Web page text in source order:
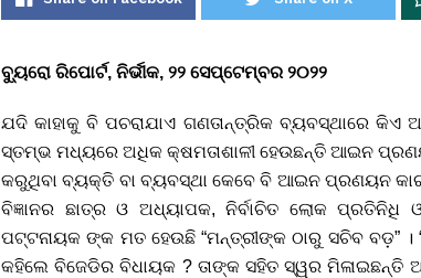
ବ୍ୟୁରୋ ରିପୋର୍ଟ, ନିର୍ଭୀକ, ୨୨ ସେପ୍ଟେମ୍ବର ୨୦୨୨
ଯଦି କାହାକୁ ବି ପଚରାଯାଏ ଗଣତାନ୍ତ୍ରିକ ବ୍ୟବସ୍ଥାରେ
ସ୍ତମ୍ଭ ମଧ୍ୟରେ ଅଧିକ କ୍ଷମତାଶାଳୀ ହେଉଛନ୍ତି ଆଇନ
କରୁଥିବା ବ୍ୟକ୍ତି ବା ବ୍ୟବସ୍ଥା କେବେ ବି ଆଇନ ପ୍ରଣୟନ
ବିଜ୍ଞାନର ଛାତ୍ର ଓ ଅଧ୍ୟାପକ, ନିର୍ବାଚିତ ଲୋକ
ପଟ୍ଟନାୟକ ଙ୍କ ମତ ହେଉଛି “ମନ୍ତ୍ରୀଙ୍କ ଠାରୁ ସଚିବ ବଡ଼”
କହିଲେ ବିଜେଡିର ବିଧାୟକ ? ତାଙ୍କ ସହିତ ସ୍ୱର ମିଳାଇଛନ୍ତି